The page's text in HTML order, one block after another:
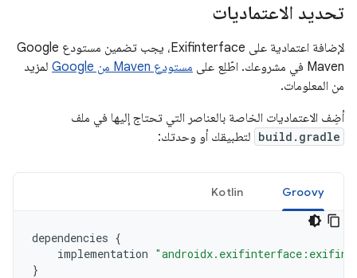
تحديد الاعتماديات
لإضافة اعتمادية على Exifinterface، يجب تضمين مستودع Google
Maven في مشروعك. اطّلِع على
مستودع Maven من Google
لمزيد
من المعلومات.
أضِف الاعتماديات الخاصة بالعناصر التي تحتاج إليها في ملف
build.gradle لتطبيقك أو وحدتك:
Groovy
Kotlin
dependencies {
implementation
}